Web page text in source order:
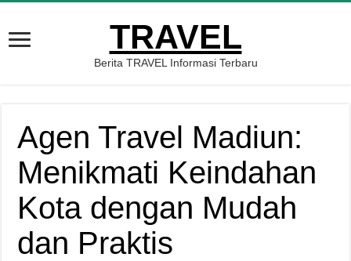
TRAVEL
Berita TRAVEL Informasi Terbaru
Agen Travel Madiun:
Menikmati Keindahan
Kota dengan Mudah
dan Praktis